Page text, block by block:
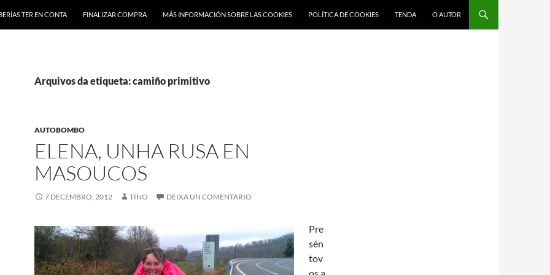
TER EN CONTA FINALIZAR COMPRA MÁS INFORMACIÓN SOBRE LAS COOKIES POLÍTICA DE COOKIES TENDA O AUTOR
Arquivos da etiqueta: camiño primitivo
AUTOBOMBO
ELENA, UNHA RUSA EN
MASOUCOS
7 DECEMBRO, 2012 TINO DEIXA UN COMENTARIO
Pre
sén
tov